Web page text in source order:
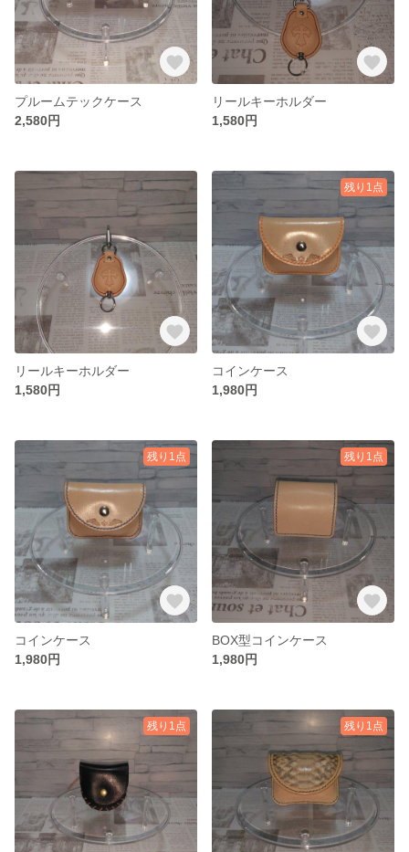
プルームテックケース
2,580円
リールキーホルダー
1,580円
リールキーホルダー
1,580円
残り1点
コインケース
1,980円
残り1点
コインケース
1,980円
残り1点
BOX型コインケース
1,980円
残り1点 残り1点